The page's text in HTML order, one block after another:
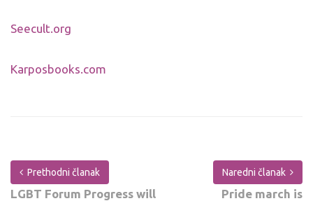
Seecult.org
Karposbooks.com
Prethodni članak
LGBT Forum Progress will
Naredni članak
Pride march is